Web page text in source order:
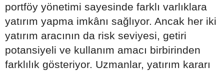
portföy yönetimi sayesinde farklı varlıklara
yatırım yapma imkânı sağlıyor. Ancak her iki
yatırım aracının da risk seviyesi, getiri
potansiyeli ve kullanım amacı birbirinden
farklılık gösteriyor. Uzmanlar, yatırım kararı